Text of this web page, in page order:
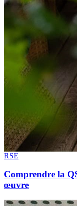
RSE
Comprendre la
œuvre